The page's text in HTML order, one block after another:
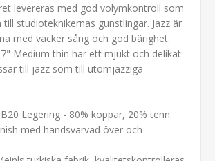
levereras med god volymkontroll som
studioteknikernas gunstlingar. Jazz är
med vacker sång och god bärighet.
Medium thin har ett mjukt och delikat
till jazz som till utomjazziga
Legering - 80% koppar, 20% tenn.
med handsvarvad över och